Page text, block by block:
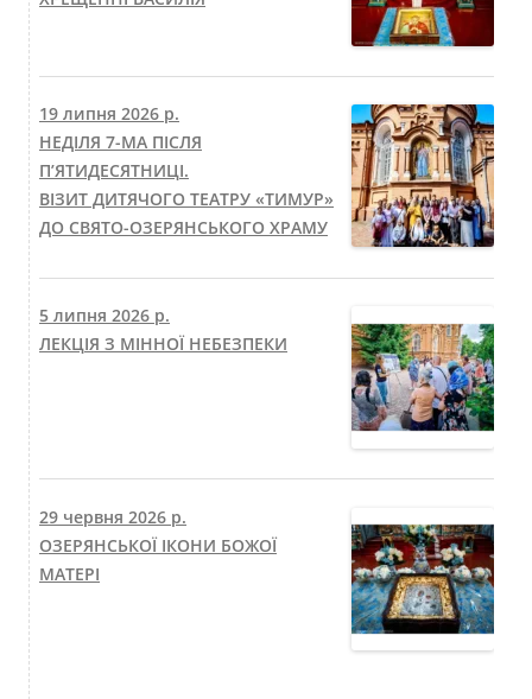
19 липня 2026 р.
НЕДІЛЯ 7-МА ПІСЛЯ
П’ЯТИДЕСЯТНИЦІ.
ВІЗИТ ДИТЯЧОГО ТЕАТРУ «ТИМУР»
ДО СВЯТО-ОЗЕРЯНСЬКОГО ХРАМУ
5 липня 2026 р.
ЛЕКЦІЯ З МІННОЇ НЕБЕЗПЕКИ
29 червня 2026 р.
ОЗЕРЯНСЬКОЇ ІКОНИ БОЖОЇ
МАТЕРІ